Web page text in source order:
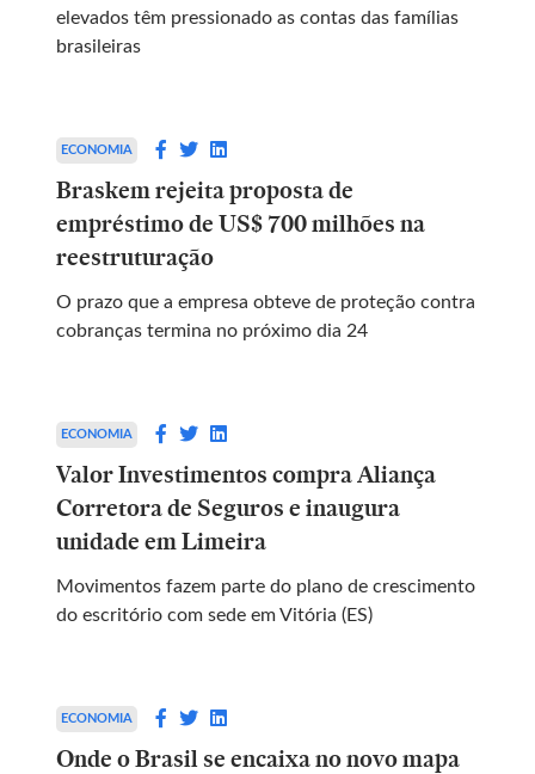
elevados têm pressionado as contas das famílias
brasileiras
ECONOMIA
Braskem rejeita proposta de
empréstimo de US$ 700 milhões na
reestruturação
O prazo que a empresa obteve de proteção contra
cobranças termina no próximo dia 24
ECONOMIA
Valor Investimentos compra Aliança
Corretora de Seguros e inaugura
unidade em Limeira
Movimentos fazem parte do plano de crescimento
do escritório com sede em Vitória (ES)
ECONOMIA
Onde o Brasil se encaixa no novo mapa